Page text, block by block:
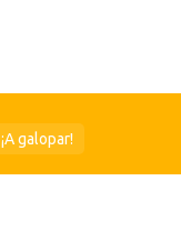
¡A galopar!